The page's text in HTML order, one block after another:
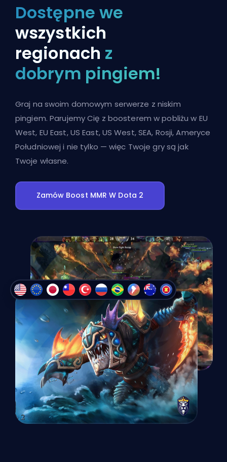
Dostępne we
wszystkich
regionach z
dobrym pingiem!
Graj na swoim domowym serwerze z niskim
pingiem. Parujemy Cię z boosterem w pobliżu w EU
West, EU East, US East, US West, SEA, Rosji, Ameryce
Południowej i nie tylko — więc Twoje gry są jak
Twoje własne.
Zamów Boost MMR W Dota 2